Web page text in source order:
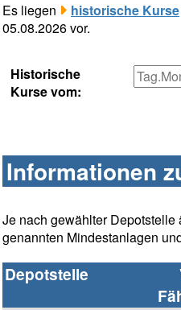
Es liegen
historische Kurse
05.08.2026 vor.
Historische
Kurse vom:
Informationen
Je nach gewählter
genannten Mindestanlagen
Depotstelle